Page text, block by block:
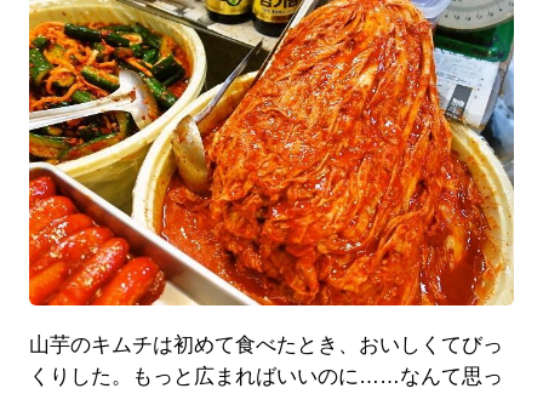
山芋のキムチは初めて食べたとき、おいしくてびっ
くりした。もっと広まればいいのに……なんて思っ